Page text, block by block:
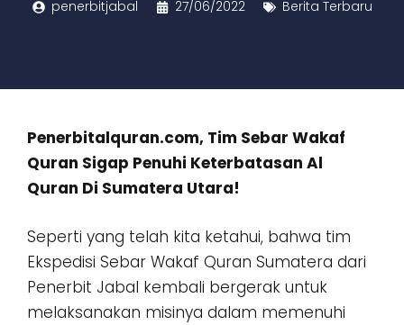
penerbitjabal 27/06/2022 Berita Terbaru
Penerbitalquran.com, Tim Sebar Wakaf
Quran Sigap Penuhi Keterbatasan Al
Quran Di Sumatera Utara!
Seperti yang telah kita ketahui, bahwa tim
Ekspedisi Sebar Wakaf Quran Sumatera dari
Penerbit Jabal kembali bergerak untuk
melaksanakan misinya dalam memenuhi